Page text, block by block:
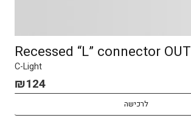
Recessed “L” connector OUT
C-Light
₪124
לרכישה
Recessed track wall to wall-IN
C-Light
₪810
לרכישה